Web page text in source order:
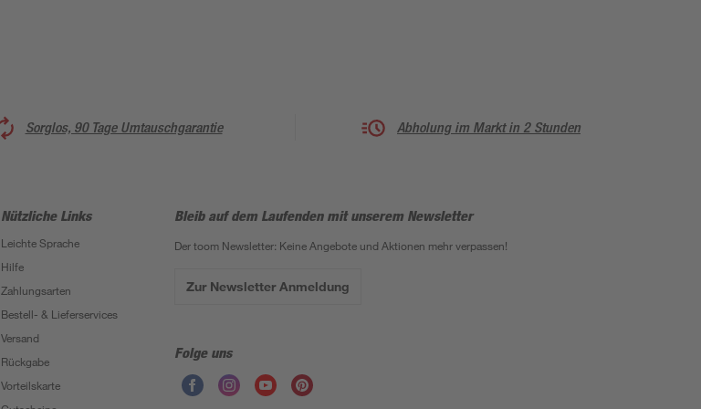
Sorglos, 90 Tage Umtauschgarantie Abholung im Markt in 2 Stunden
Nützliche Links
Leichte Sprache
Hilfe
Zahlungsarten
Bestell- & Lieferservices
Versand
Rückgabe
Vorteilskarte
Bleib auf dem Laufenden mit unserem Newsletter
Der toom Newsletter: Keine Angebote und Aktionen mehr verpassen!
Zur Newsletter Anmeldung
Folge uns